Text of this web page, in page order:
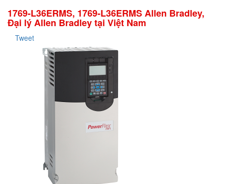
1769-L36ERMS, 1769-L36ERMS Allen Bradley,
Đại lý Allen Bradley tại Việt Nam
Tweet